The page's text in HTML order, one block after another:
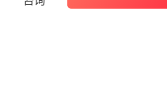
1. 为保障服务时限与质量，客户